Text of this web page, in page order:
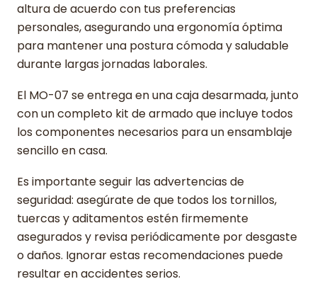
altura de acuerdo con tus preferencias
personales, asegurando una ergonomía óptima
para mantener una postura cómoda y saludable
durante largas jornadas laborales.
El MO-07 se entrega en una caja desarmada, junto
con un completo kit de armado que incluye todos
los componentes necesarios para un ensamblaje
sencillo en casa.
Es importante seguir las advertencias de
seguridad: asegúrate de que todos los tornillos,
tuercas y aditamentos estén firmemente
asegurados y revisa periódicamente por desgaste
o daños. Ignorar estas recomendaciones puede
resultar en accidentes serios.